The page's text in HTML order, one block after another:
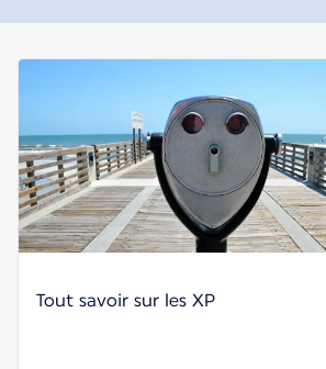
Tout savoir sur les XP